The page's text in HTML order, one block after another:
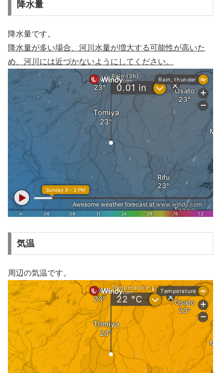
降水量
降水量です。
降水量が多い場合、河川水量が増大する可能性が高いた
め、河川には近づかないようにしてください。
気温
周辺の気温です。